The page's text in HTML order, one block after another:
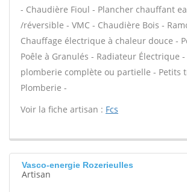
- Chaudière Fioul - Plancher chauffant
/réversible - VMC - Chaudière Bois -
Chauffage électrique à chaleur douce -
Poêle à Granulés - Radiateur Électrique
plomberie complète ou partielle - Petits
Plomberie -
Voir la fiche artisan : Fcs
Vasco-energie Rozerieulles
Artisan